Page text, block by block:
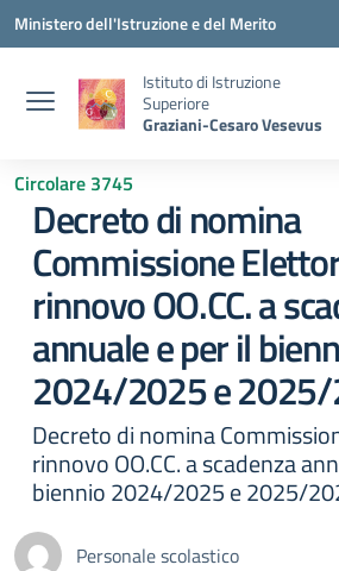
Vai ai contenuti
Vai al menu di navigazione
Vai al footer
Ministero dell'Istruzione e del Merito
Istituto di Istruzione
Superiore
Graziani-Cesaro Vesevus
Circolare 3745
Decreto di nomina
Commissione
rinnovo OO.CC. a
annuale e per il
2024/2025 e
Decreto di nomina
rinnovo OO.CC. a scadenza
biennio 2024/2025 e 2025/
Personale scolastico